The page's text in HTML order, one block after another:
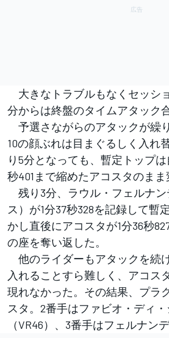
大きなトラブルもなくセッシ
分からは終盤のタイムアタック
予選さながらのアタックが繰
10の顔ぶれは目まぐるしく入れ
り5分となっても、暫定トップ
秒401まで縮めたアコスタのまま
残り3分、ラウル・フェルナン
ス）が1分37秒328を記録して暫
かし直後にアコスタが1分36秒
の座を奪い返した。
他のライダーもアタックを続
入れることすら難しく、アコス
現れなかった。その結果、プラ
スタ。2番手はファビオ・ディ
（VR46）、3番手はフェルナン